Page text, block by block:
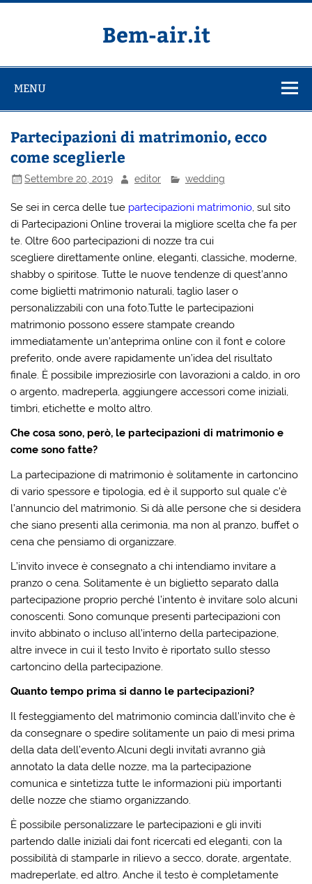
Salta
Bem-air.it
MENU
Partecipazioni di matrimonio, ecco
come sceglierle
Settembre 20, 2019 editor wedding
Se sei in cerca delle tue partecipazioni matrimonio, sul sito
di Partecipazioni Online troverai la migliore scelta che fa per
te. Oltre 600 partecipazioni di nozze tra cui
scegliere direttamente online, eleganti, classiche, moderne,
shabby o spiritose. Tutte le nuove tendenze di quest’anno
come biglietti matrimonio naturali, taglio laser o
personalizzabili con una foto.Tutte le partecipazioni
matrimonio possono essere stampate creando
immediatamente un’anteprima online con il font e colore
preferito, onde avere rapidamente un’idea del risultato
finale. È possibile impreziosirle con lavorazioni a caldo, in oro
o argento, madreperla, aggiungere accessori come iniziali,
timbri, etichette e molto altro.
Che cosa sono, però, le partecipazioni di matrimonio e
come sono fatte?
La partecipazione di matrimonio è solitamente in cartoncino
di vario spessore e tipologia, ed è il supporto sul quale c’è
l’annuncio del matrimonio. Si dà alle persone che si desidera
che siano presenti alla cerimonia, ma non al pranzo, buffet o
cena che pensiamo di organizzare.
L’invito invece è consegnato a chi intendiamo invitare a
pranzo o cena. Solitamente è un biglietto separato dalla
partecipazione proprio perché l’intento è invitare solo alcuni
conoscenti. Sono comunque presenti partecipazioni con
invito abbinato o incluso all’interno della partecipazione,
altre invece in cui il testo Invito è riportato sullo stesso
cartoncino della partecipazione.
Quanto tempo prima si danno le partecipazioni?
Il festeggiamento del matrimonio comincia dall’invito che è
da consegnare o spedire solitamente un paio di mesi prima
della data dell’evento.Alcuni degli invitati avranno già
annotato la data delle nozze, ma la partecipazione
comunica e sintetizza tutte le informazioni più importanti
delle nozze che stiamo organizzando.
È possibile personalizzare le partecipazioni e gli inviti
partendo dalle iniziali dai font ricercati ed eleganti, con la
possibilità di stamparle in rilievo a secco, dorate, argentate,
madreperlate, ed altro. Anche il testo è completamente